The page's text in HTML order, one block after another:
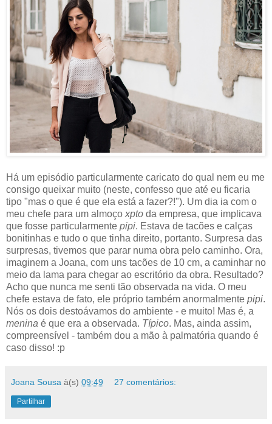
Há um episódio particularmente caricato do qual nem eu me
consigo queixar muito (neste, confesso que até eu ficaria
tipo "mas o que é que ela está a fazer?!"). Um dia ia com o
meu chefe para um almoço xpto da empresa, que implicava
que fosse particularmente pipi. Estava de tacões e calças
bonitinhas e tudo o que tinha direito, portanto. Surpresa das
surpresas, tivemos que parar numa obra pelo caminho. Ora,
imaginem a Joana, com uns tacões de 10 cm, a caminhar no
meio da lama para chegar ao escritório da obra. Resultado?
Acho que nunca me senti tão observada na vida. O meu
chefe estava de fato, ele próprio também anormalmente pipi.
Nós os dois destoávamos do ambiente - e muito! Mas é, a
menina é que era a observada. Típico. Mas, ainda assim,
compreensível - também dou a mão à palmatória quando é
caso disso! :p
Joana Sousa à(s) 09:49 27 comentários:
Partilhar